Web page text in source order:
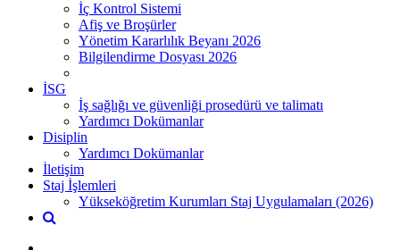
İç Kontrol Sistemi
Afiş ve Broşürler
Yönetim Kararlılık Beyanı 2026
Bilgilendirme Dosyası 2026
İSG
İş sağlığı ve güvenliği prosedürü ve talimatı
Yardımcı Dokümanlar
Disiplin
Yardımcı Dokümanlar
İletişim
Staj İşlemleri
Yükseköğretim Kurumları Staj Uygulamaları (2026)